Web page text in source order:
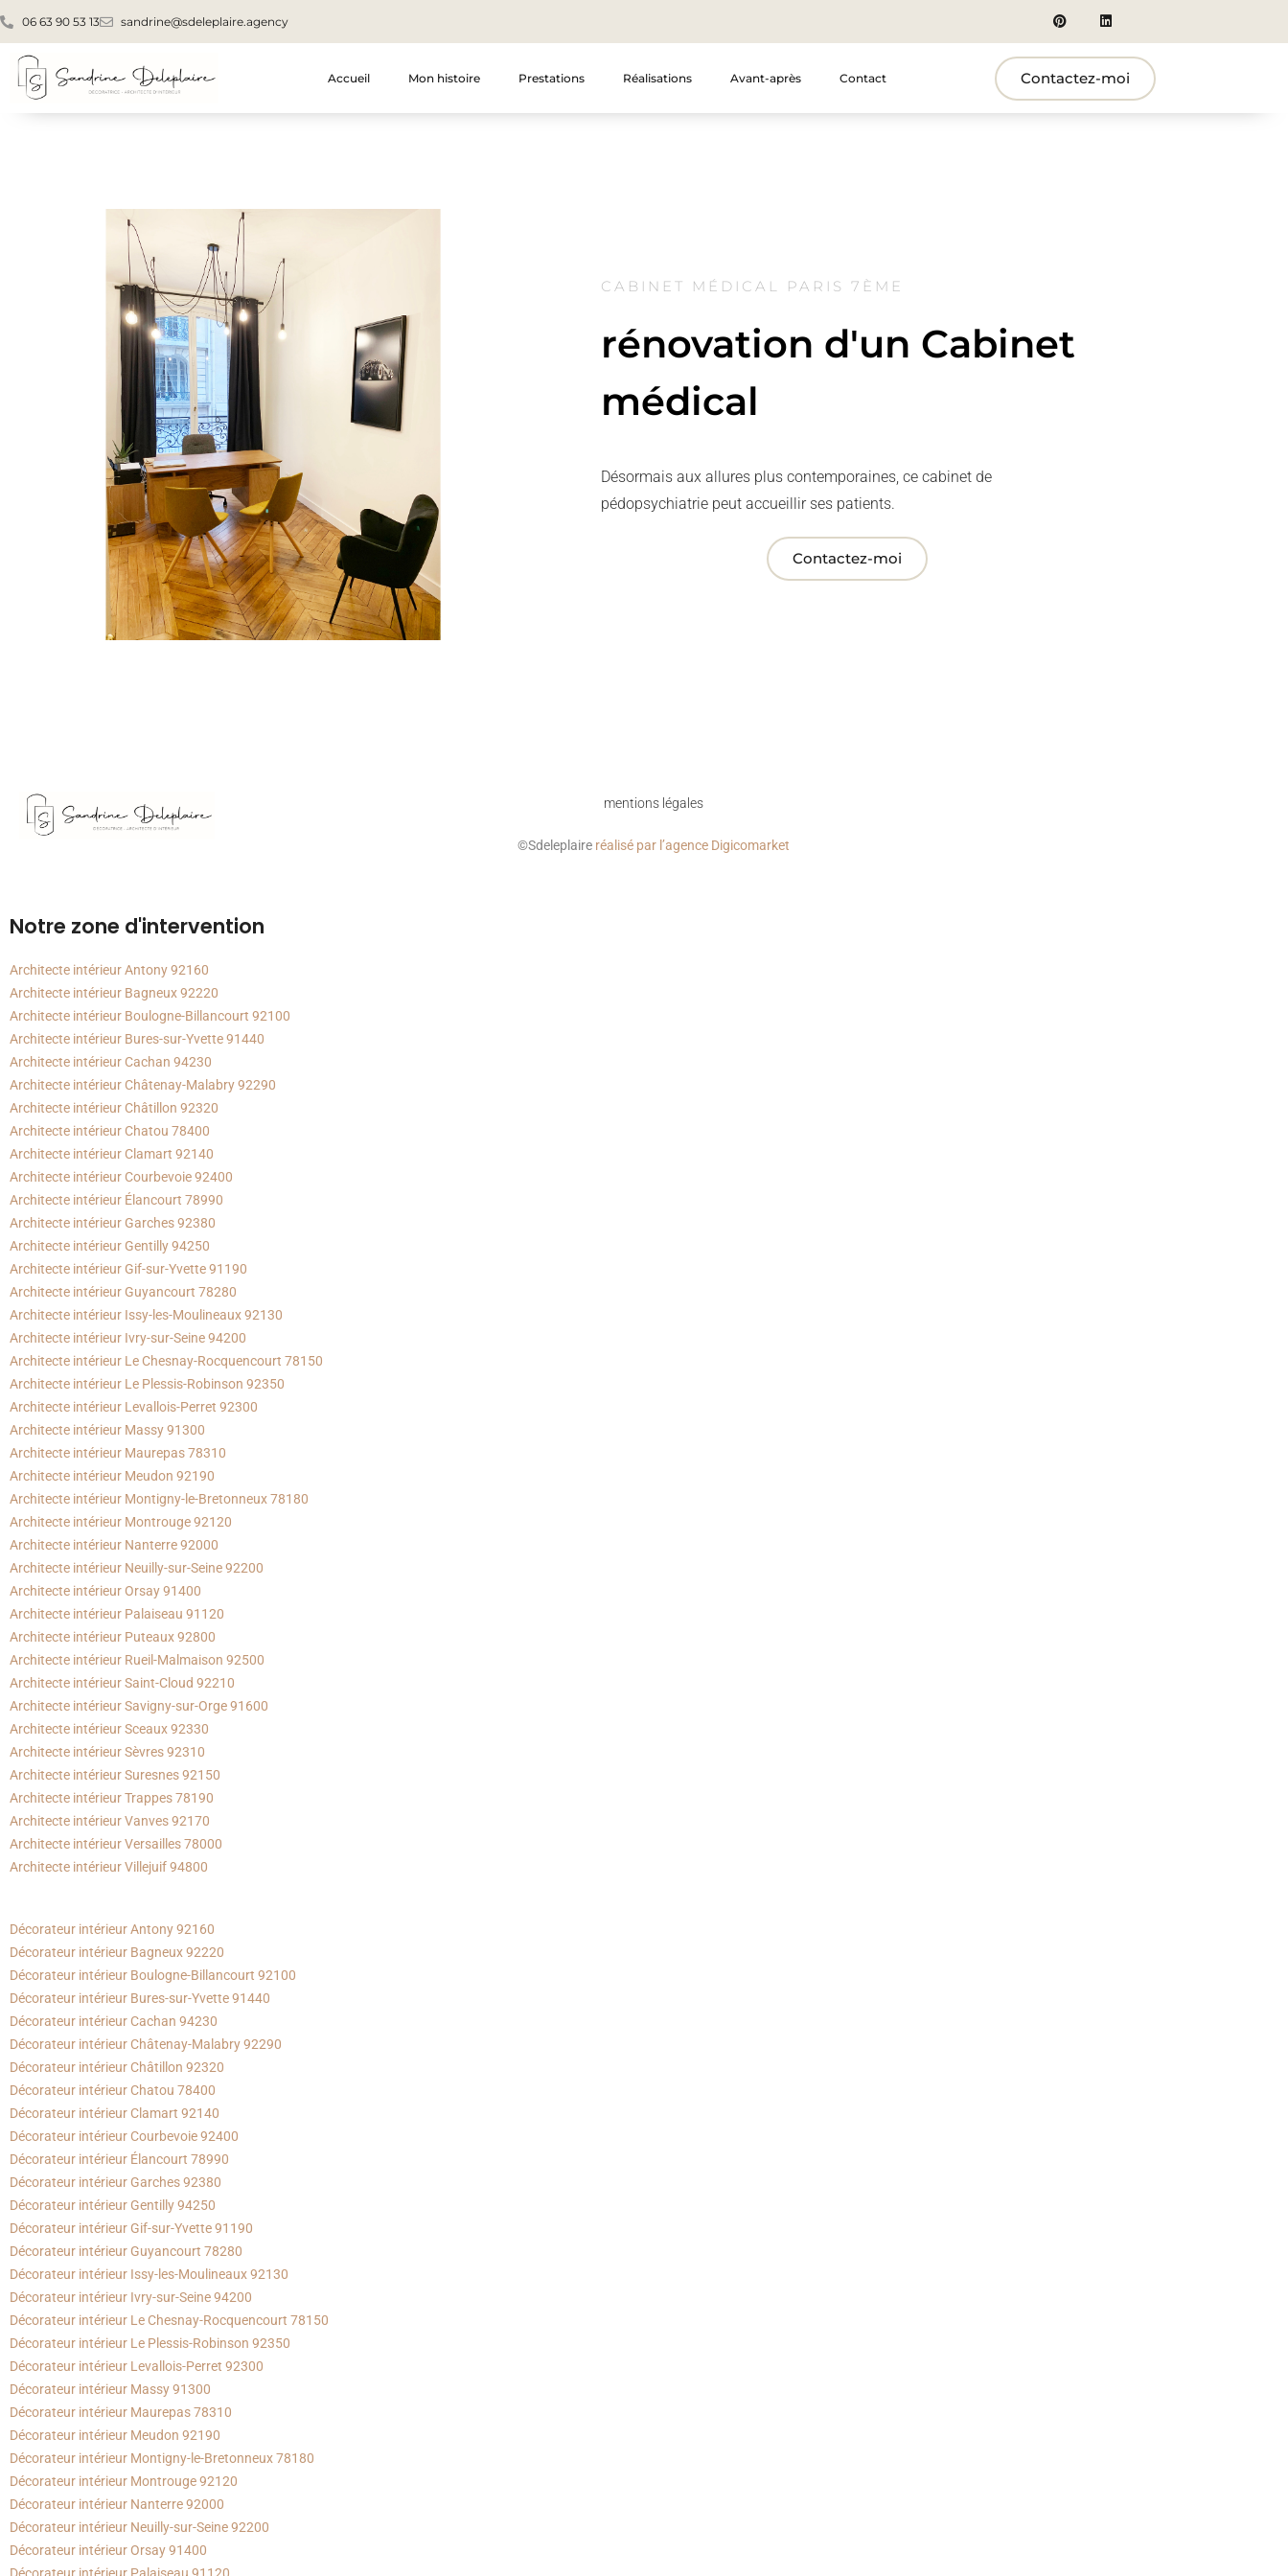
06 63 90 53 13 sandrine@sdeleplaire.agency
Accueil Mon histoire Prestations Réalisations Avant-après Contact Contactez-moi
CABINET MÉDICAL PARIS 7ÈME
rénovation d'un Cabinet
médical
Désormais aux allures plus contemporaines, ce cabinet de
pédopsychiatrie peut accueillir ses patients.
Contactez-moi
mentions légales
©Sdeleplaire réalisé par l’agence Digicomarket
Notre zone d'intervention
Architecte intérieur Antony 92160
Architecte intérieur Bagneux 92220
Architecte intérieur Boulogne-Billancourt 92100
Architecte intérieur Bures-sur-Yvette 91440
Architecte intérieur Cachan 94230
Architecte intérieur Châtenay-Malabry 92290
Architecte intérieur Châtillon 92320
Architecte intérieur Chatou 78400
Architecte intérieur Clamart 92140
Architecte intérieur Courbevoie 92400
Architecte intérieur Élancourt 78990
Architecte intérieur Garches 92380
Architecte intérieur Gentilly 94250
Architecte intérieur Gif-sur-Yvette 91190
Architecte intérieur Guyancourt 78280
Architecte intérieur Issy-les-Moulineaux 92130
Architecte intérieur Ivry-sur-Seine 94200
Architecte intérieur Le Chesnay-Rocquencourt 78150
Architecte intérieur Le Plessis-Robinson 92350
Architecte intérieur Levallois-Perret 92300
Architecte intérieur Massy 91300
Architecte intérieur Maurepas 78310
Architecte intérieur Meudon 92190
Architecte intérieur Montigny-le-Bretonneux 78180
Architecte intérieur Montrouge 92120
Architecte intérieur Nanterre 92000
Architecte intérieur Neuilly-sur-Seine 92200
Architecte intérieur Orsay 91400
Architecte intérieur Palaiseau 91120
Architecte intérieur Puteaux 92800
Architecte intérieur Rueil-Malmaison 92500
Architecte intérieur Saint-Cloud 92210
Architecte intérieur Savigny-sur-Orge 91600
Architecte intérieur Sceaux 92330
Architecte intérieur Sèvres 92310
Architecte intérieur Suresnes 92150
Architecte intérieur Trappes 78190
Architecte intérieur Vanves 92170
Architecte intérieur Versailles 78000
Architecte intérieur Villejuif 94800
Décorateur intérieur Antony 92160
Décorateur intérieur Bagneux 92220
Décorateur intérieur Boulogne-Billancourt 92100
Décorateur intérieur Bures-sur-Yvette 91440
Décorateur intérieur Cachan 94230
Décorateur intérieur Châtenay-Malabry 92290
Décorateur intérieur Châtillon 92320
Décorateur intérieur Chatou 78400
Décorateur intérieur Clamart 92140
Décorateur intérieur Courbevoie 92400
Décorateur intérieur Élancourt 78990
Décorateur intérieur Garches 92380
Décorateur intérieur Gentilly 94250
Décorateur intérieur Gif-sur-Yvette 91190
Décorateur intérieur Guyancourt 78280
Décorateur intérieur Issy-les-Moulineaux 92130
Décorateur intérieur Ivry-sur-Seine 94200
Décorateur intérieur Le Chesnay-Rocquencourt 78150
Décorateur intérieur Le Plessis-Robinson 92350
Décorateur intérieur Levallois-Perret 92300
Décorateur intérieur Massy 91300
Décorateur intérieur Maurepas 78310
Décorateur intérieur Meudon 92190
Décorateur intérieur Montigny-le-Bretonneux 78180
Décorateur intérieur Montrouge 92120
Décorateur intérieur Nanterre 92000
Décorateur intérieur Neuilly-sur-Seine 92200
Décorateur intérieur Orsay 91400